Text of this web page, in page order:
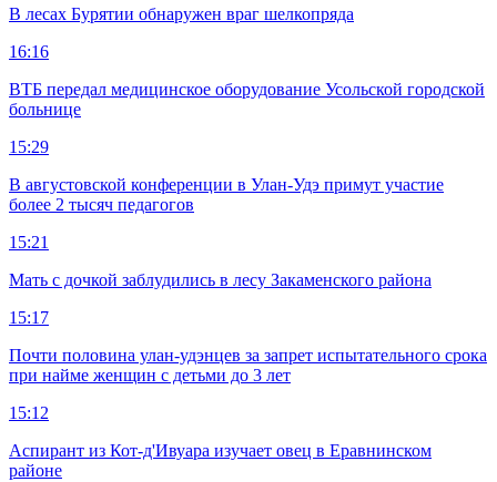
В лесах Бурятии обнаружен враг шелкопряда
16:16
ВТБ передал медицинское оборудование Усольской городской
больнице
15:29
В августовской конференции в Улан-Удэ примут участие
более 2 тысяч педагогов
15:21
Мать с дочкой заблудились в лесу Закаменского района
15:17
Почти половина улан-удэнцев за запрет испытательного срока
при найме женщин с детьми до 3 лет
15:12
Аспирант из Кот-д'Ивуара изучает овец в Еравнинском
районе